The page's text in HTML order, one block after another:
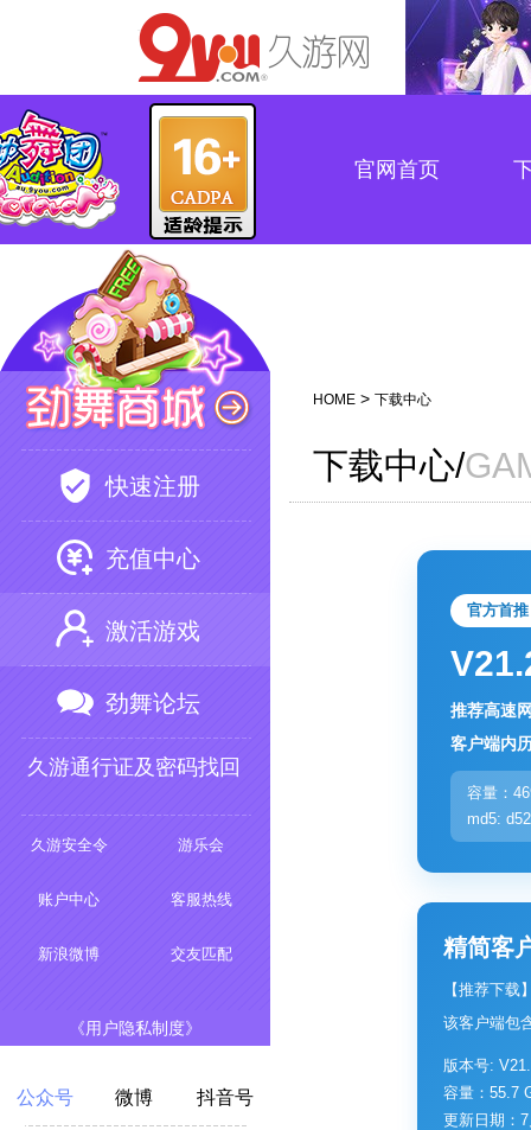
官网首页
快速注册
充值中心
激活游戏
劲舞论坛
久游通行证及密码找回
久游安全令 游乐会
账户中心 客服热线
新浪微博 交友匹配
《用户隐私制度》
公众号 微博 抖音号
HOME > 下载中心
下载中心/
官方首
推荐高速
客户端内
容量：
md5:
精简客
【推荐下
该客户端包
版本号:
容量：55.7
更新日期：